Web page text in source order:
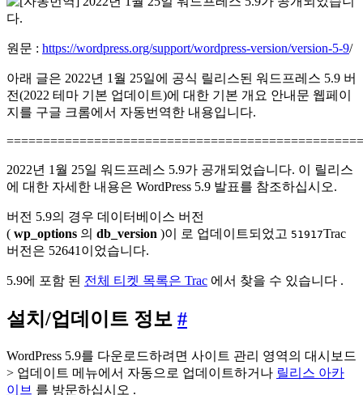
원문 : https://wordpress.org/support/wordpress-version/version-5-9/
아래 글은 2022년 1월 25일에 공식 릴리스된 워드프레스 5.9 버
전(2022 테마 기본 업데이트)에 대한 기본 개요 안내문 웹페이
지를 구글 크롬에서 자동번역한 내용입니다.
2022년 1월 25일 워드프레스 5.9가 공개되었습니다. 이 릴리스
에 대한 자세한 내용은 WordPress 5.9 발표를 참조하십시오.
버전 5.9의 경우 데이터베이스 버전
( wp_options 의 db_version )이 로 업데이트되었고 51917Trac
버전은 52641이었습니다.
5.9에 포함 된 전체 티켓 목록은 Trac 에서 찾을 수 있습니다 .
설치/업데이트 정보 #설
업
WordPress 5.9를 다운로드하려면 사이트 관리 영역의 대시보드
> 업데이트 메뉴에서 자동으로 업데이트하거나 릴리스 아카
이브 를 방문하십시오 .